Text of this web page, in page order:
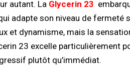
autant. La Glycerin 23
adapte son niveau de fermeté
et dynamisme, mais la
23 excelle particulièrement
plutôt qu’immédiat.